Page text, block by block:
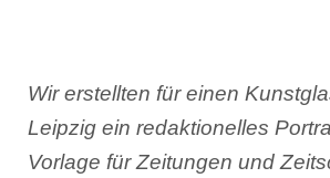
Wir erstellten für einen
Leipzig ein redaktionelles
Vorlage für Zeitungen und